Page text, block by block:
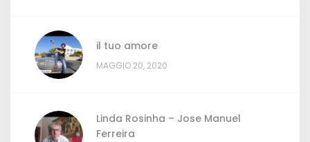
il tuo amore
MAGGIO 20, 2020
Linda Rosinha – Jose Manuel
Ferreira